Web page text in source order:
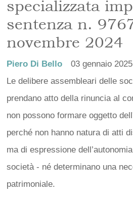
specializzata
sentenza n.
novembre 2024
Piero Di Bello
03 gennaio 2025
Le delibere assembleari delle
prendano atto della rinuncia al
non possono formare oggetto
perché non hanno natura di atti
ma di espressione
società - né determinano una
patrimoniale.